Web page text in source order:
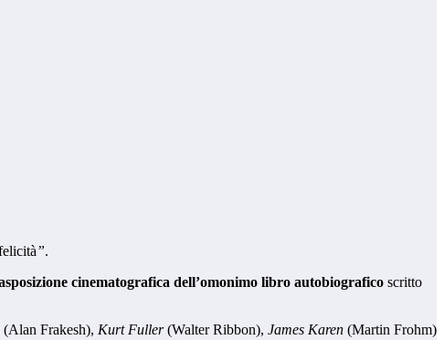
”.
cinematografica dell’omonimo libro autobiografico scritto
(Alan Frakesh), Kurt Fuller(Walter Ribbon), James Karen (Martin Frohm)